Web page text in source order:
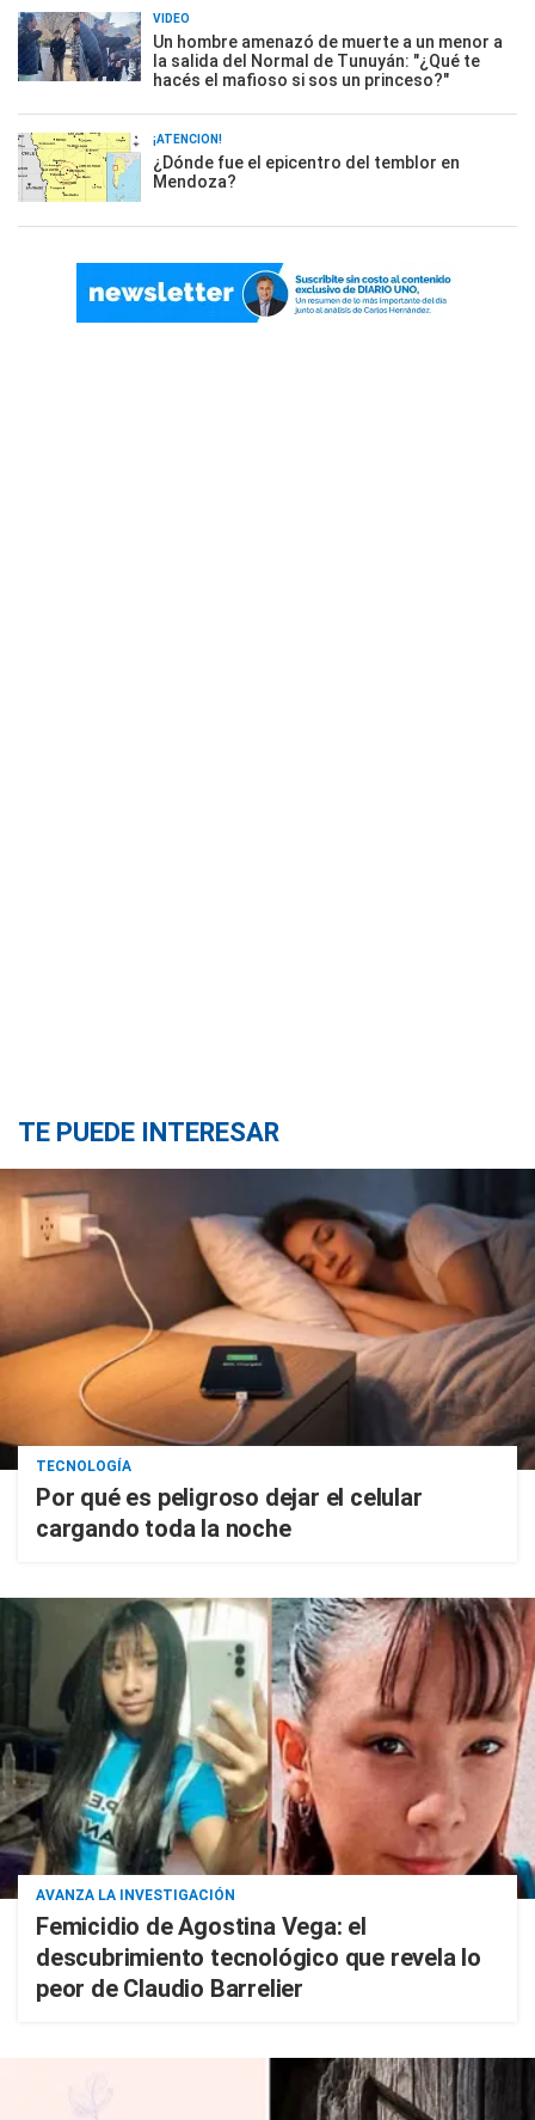
VIDEO
Un hombre amenazó de muerte a un menor a
la salida del Normal de Tunuyán: "¿Qué te
hacés el mafioso si sos un princeso?"
¡ATENCIÓN!
¿Dónde fue el epicentro del temblor en
Mendoza?
TE PUEDE INTERESAR
TECNOLOGÍA
Por qué es peligroso dejar el celular
cargando toda la noche
AVANZA LA INVESTIGACIÓN
Femicidio de Agostina Vega: el
descubrimiento tecnológico que revela lo
peor de Claudio Barrelier